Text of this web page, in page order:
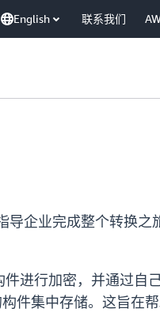
English 联系我们
企业完成整个转换之
进行加密，并通过自
件集中存储。这旨在